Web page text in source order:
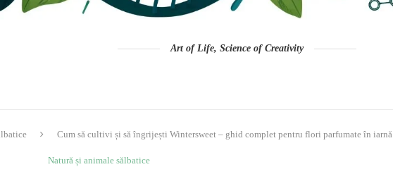
Art of Life, Science of Creativity
Cum să cultivi și să îngrijești Wintersweet – ghid complet pentru flori parfumate în iarnă
Natură și animale sălbatice